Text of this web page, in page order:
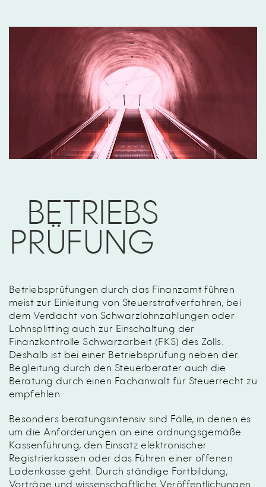
BETRIEBS
PRÜFUNG
Betriebsprüfungen durch das Finanzamt führen
meist zur Einleitung von Steuerstrafverfahren, bei
dem Verdacht von Schwarzlohnzahlungen oder
Lohnsplitting auch zur Einschaltung der
Finanzkontrolle Schwarzarbeit (FKS) des Zolls.
Deshalb ist bei einer Betriebsprüfung neben der
Begleitung durch den Steuerberater auch die
Beratung durch einen Fachanwalt für Steuerrecht zu
empfehlen.
Besonders beratungsintensiv sind Fälle, in denen es
um die Anforderungen an eine ordnungsgemäße
Kassenführung, den Einsatz elektronischer
Registrierkassen oder das Führen einer offenen
Ladenkasse geht. Durch ständige Fortbildung,
Vorträge und wissenschaftliche Veröffentlichungen